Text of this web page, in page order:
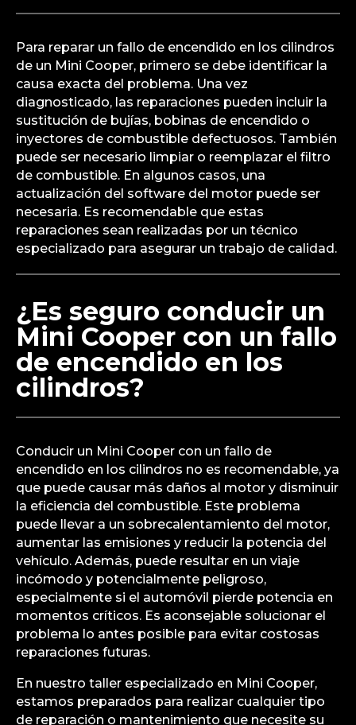
Para reparar un fallo de encendido en los cilindros
de un Mini Cooper, primero se debe identificar la
causa exacta del problema. Una vez
diagnosticado, las reparaciones pueden incluir la
sustitución de bujías, bobinas de encendido o
inyectores de combustible defectuosos. También
puede ser necesario limpiar o reemplazar el filtro
de combustible. En algunos casos, una
actualización del software del motor puede ser
necesaria. Es recomendable que estas
reparaciones sean realizadas por un técnico
especializado para asegurar un trabajo de calidad.
¿Es seguro conducir un
Mini Cooper con un fallo
de encendido en los
cilindros?
Conducir un Mini Cooper con un fallo de
encendido en los cilindros no es recomendable, ya
que puede causar más daños al motor y disminuir
la eficiencia del combustible. Este problema
puede llevar a un sobrecalentamiento del motor,
aumentar las emisiones y reducir la potencia del
vehículo. Además, puede resultar en un viaje
incómodo y potencialmente peligroso,
especialmente si el automóvil pierde potencia en
momentos críticos. Es aconsejable solucionar el
problema lo antes posible para evitar costosas
reparaciones futuras.
En nuestro taller especializado en Mini Cooper,
estamos preparados para realizar cualquier tipo
de reparación o mantenimiento que necesite su